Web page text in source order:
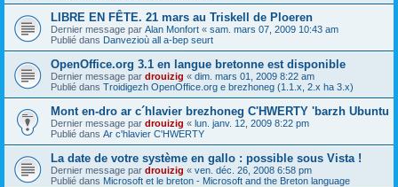
LIBRE EN FÊTE. 21 mars au Triskell de Ploeren
Dernier message par Alan Monfort « sam. mars 07, 2009 10:43 am
Publié dans Danvezioù all a-bep seurt
OpenOffice.org 3.1 en langue bretonne est disponible
Dernier message par drouizig « dim. mars 01, 2009 8:22 am
Publié dans Troidigezh OpenOffice.org e brezhoneg (1.1.x, 2.x ha 3.x)
Mont en-dro ar c´hlavier brezhoneg C'HWERTY 'barzh Ubuntu
Dernier message par drouizig « lun. janv. 12, 2009 8:22 pm
Publié dans Ar c'hlavier C'HWERTY
La date de votre système en gallo : possible sous Vista !
Dernier message par drouizig « ven. déc. 26, 2008 6:58 pm
Publié dans Microsoft et le breton - Microsoft and the Breton language